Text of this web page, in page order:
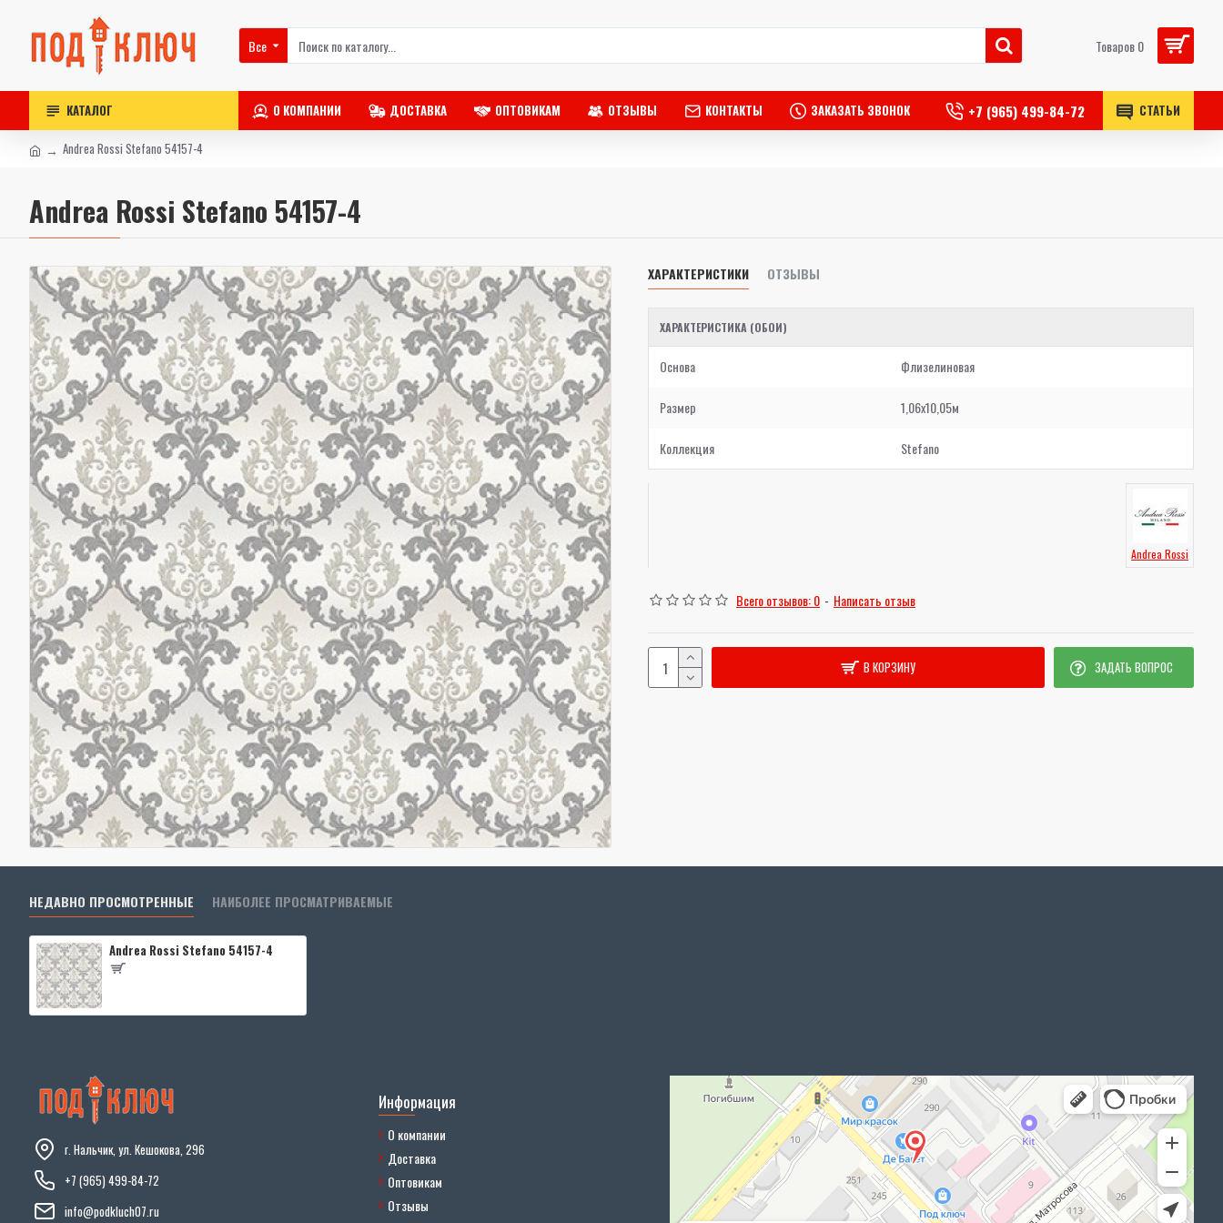
Все Товаров 0
КАТАЛОГ О КОМПАНИИ ДОСТАВКА ОПТОВИКАМ ОТЗЫВЫ КОНТАКТЫ ЗАКАЗАТЬ ЗВОНОК +7 (965) 499-84-72 СТАТЬИ
Andrea Rossi Stefano 54157-4
Andrea Rossi Stefano 54157-4
ХАРАКТЕРИСТИКИ ОТЗЫВЫ
ХАРАКТЕРИСТИКА (ОБОИ)
Основа Флизелиновая
Размер 1,06x10,05м
Коллекция Stefano
Andrea Rossi
Всего отзывов: 0 - Написать отзыв
В КОРЗИНУ ЗАДАТЬ ВОПРОС
НЕДАВНО ПРОСМОТРЕННЫЕ НАИБОЛЕЕ ПРОСМАТРИВАЕМЫЕ
Andrea Rossi Stefano 54157-4
г. Нальчик, ул. Кешокова, 296
+7 (965) 499-84-72
info@podkluch07.ru
Информация
О компании
Доставка
Оптовикам
Отзывы